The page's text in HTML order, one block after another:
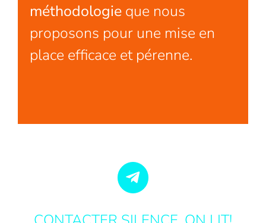
méthodologie que nous
proposons pour une mise en
place efficace et pérenne.